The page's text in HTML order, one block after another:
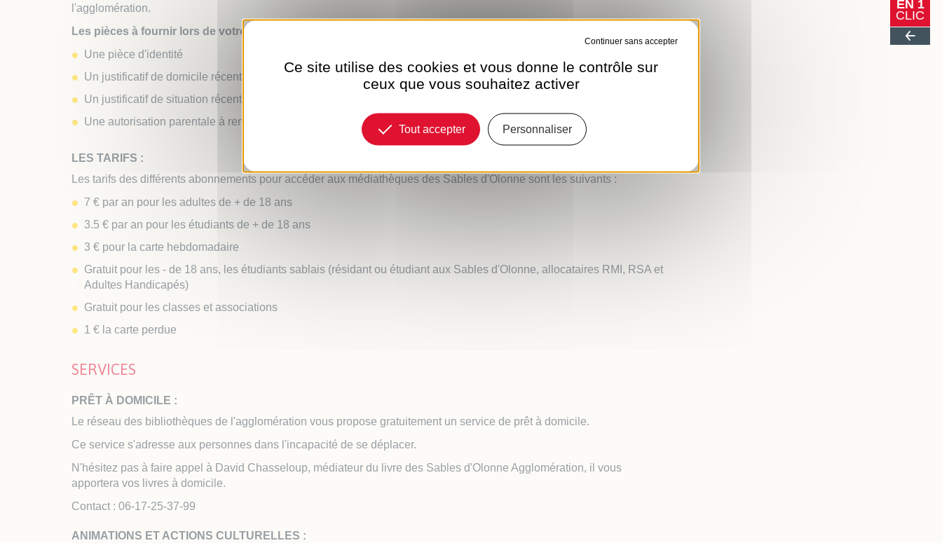
EN 1
CLIC
l'agglomération.
Les pièces à fournir lors de votre inscription :
Une pièce d'identité
Un justificatif de domicile récent
Un justificatif de situation récent (pour les étudiants, demandeurs d'emploi, allocataires RSA, adultes handicapés...)
Une autorisation parentale à remplir pour les moins de 14 ans.
LES TARIFS :
Les tarifs des différents abonnements pour accéder aux médiathèques des Sables d'Olonne sont les suivants :
7 € par an pour les adultes de + de 18 ans
3.5 € par an pour les étudiants de + de 18 ans
3 € pour la carte hebdomadaire
Gratuit pour les - de 18 ans, les étudiants sablais (résidant ou étudiant aux Sables d'Olonne, allocataires RMI, RSA et
Adultes Handicapés)
Gratuit pour les classes et associations
1 € la carte perdue
SERVICES
PRÊT À DOMICILE :
Le réseau des bibliothèques de l'agglomération vous propose gratuitement un service de prêt à domicile.
Ce service s'adresse aux personnes dans l'incapacité de se déplacer.
N'hésitez pas à faire appel à David Chasseloup, médiateur du livre des Sables d'Olonne Agglomération, il vous
apportera vos livres à domicile.
Contact : 06-17-25-37-99
ANIMATIONS ET ACTIONS CULTURELLES :
Ce site utilise des cookies et vous donne le contrôle sur
ceux que vous souhaitez activer
Tout accepter Personnaliser